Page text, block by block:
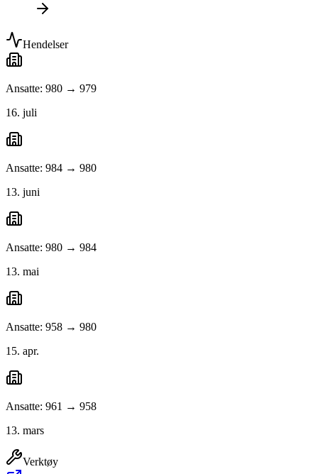
Hendelser
Ansatte: 980 → 979
16. juli
Ansatte: 984 → 980
13. juni
Ansatte: 980 → 984
13. mai
Ansatte: 958 → 980
15. apr.
Ansatte: 961 → 958
13. mars
Verktøy